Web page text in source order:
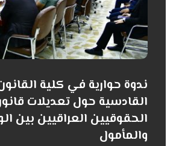
ندوة حوارية في كلية
القادسية حول تعديلات
الحقوقيين العراقيين بين
والمأمول